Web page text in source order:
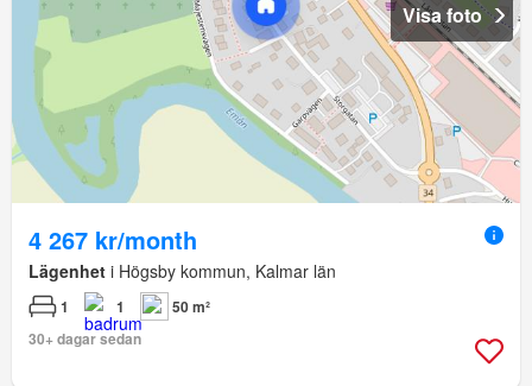
Visa foto
4 267 kr/month
Lägenhet i Högsby kommun, Kalmar län
1 1
50 m²
30+ dagar sedan